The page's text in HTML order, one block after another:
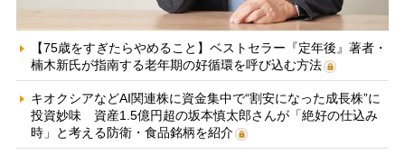
【75歳をすぎたらやめること】ベストセラー『定年後』著者・
楠木新氏が指南する老年期の好循環を呼び込む方法
キオクシアなどAI関連株に資金集中で“割安になった成長株”に
投資妙味 資産1.5億円超の坂本慎太郎さんが「絶好の仕込み
時」と考える防衛・食品銘柄を紹介